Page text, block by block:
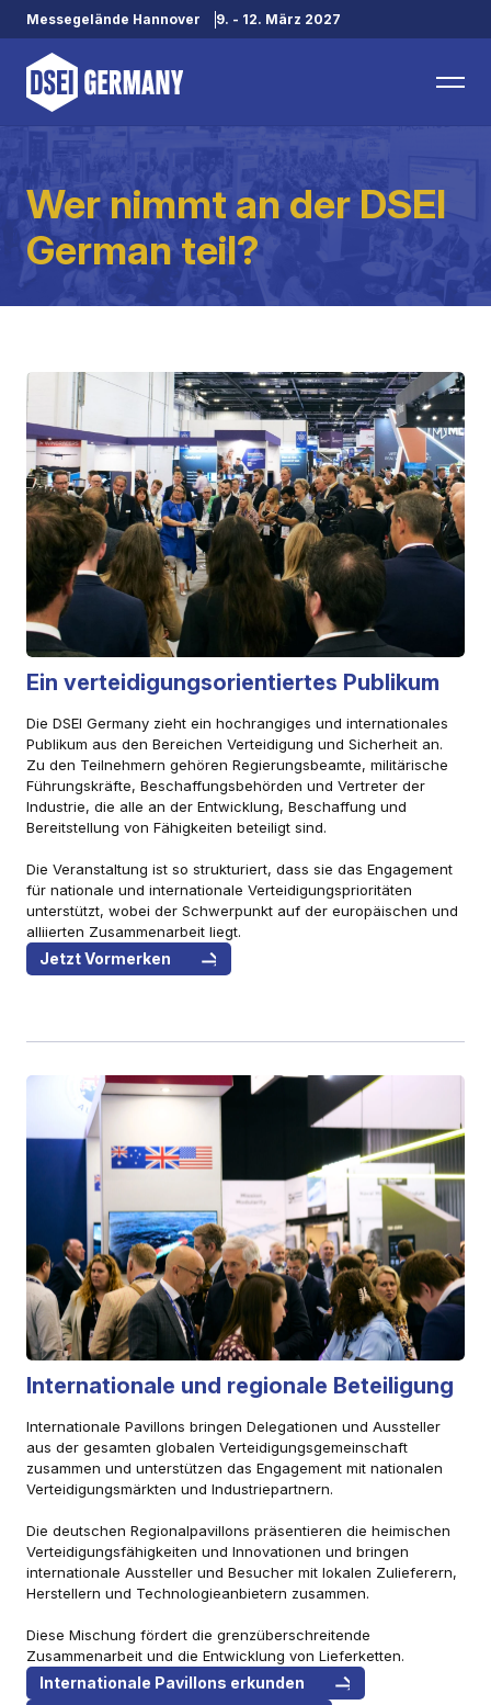
Messegelände Hannover 9. - 12. März 2027
Wer nimmt an der DSEI
German teil?
Ein verteidigungsorientiertes Publikum
Die DSEI Germany zieht ein hochrangiges und internationales
Publikum aus den Bereichen Verteidigung und Sicherheit an.
Zu den Teilnehmern gehören Regierungsbeamte, militärische
Führungskräfte, Beschaffungsbehörden und Vertreter der
Industrie, die alle an der Entwicklung, Beschaffung und
Bereitstellung von Fähigkeiten beteiligt sind.
Die Veranstaltung ist so strukturiert, dass sie das Engagement
für nationale und internationale Verteidigungsprioritäten
unterstützt, wobei der Schwerpunkt auf der europäischen und
alliierten Zusammenarbeit liegt.
Jetzt Vormerken
Internationale und regionale Beteiligung
Internationale Pavillons bringen Delegationen und Aussteller
aus der gesamten globalen Verteidigungsgemeinschaft
zusammen und unterstützen das Engagement mit nationalen
Verteidigungsmärkten und Industriepartnern.
Die deutschen Regionalpavillons präsentieren die heimischen
Verteidigungsfähigkeiten und Innovationen und bringen
internationale Aussteller und Besucher mit lokalen Zulieferern,
Herstellern und Technologieanbietern zusammen.
Diese Mischung fördert die grenzüberschreitende
Zusammenarbeit und die Entwicklung von Lieferketten.
Internationale Pavillons erkunden